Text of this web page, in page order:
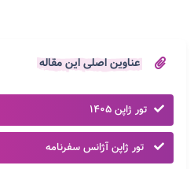
عناوین اصلی این مقاله
تور ژاپن ۱۴۰۵
تور ژاپن آژانس سفرنامه